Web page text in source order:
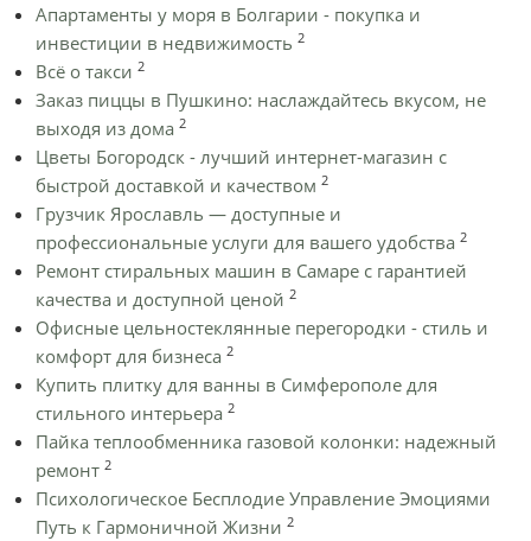
Апартаменты у моря в Болгарии - покупка и
инвестиции в недвижимость 2
Всё о такси 2
Заказ пиццы в Пушкино: наслаждайтесь вкусом, не
выходя из дома 2
Цветы Богородск - лучший интернет-магазин с
быстрой доставкой и качеством 2
Грузчик Ярославль — доступные и
профессиональные услуги для вашего удобства 2
Ремонт стиральных машин в Самаре с гарантией
качества и доступной ценой 2
Офисные цельностеклянные перегородки - стиль и
комфорт для бизнеса 2
Купить плитку для ванны в Симферополе для
стильного интерьера 2
Пайка теплообменника газовой колонки: надежный
ремонт 2
Психологическое Бесплодие Управление Эмоциями
Путь к Гармоничной Жизни 2